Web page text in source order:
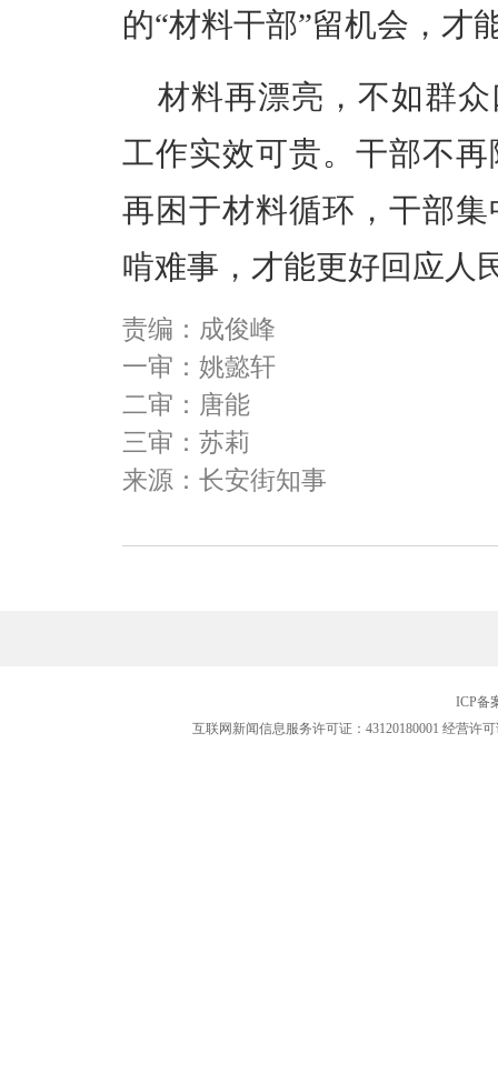
的“材料干部”留机会，才
材料再漂亮，不如群
工作实效可贵。干部不
再困于材料循环，干部
啃难事，才能更好回应人
责编：成俊峰
一审：姚懿轩
二审：唐能
三审：苏莉
来源：长安街知事
ICP备
互联网新闻信息服务许可证：43120180001 经营许可